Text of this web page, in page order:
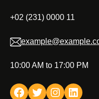
+02 (231) 0000 11
10:00 AM to 17:00 PM
Facebook Twitter Instagram LinkedIn